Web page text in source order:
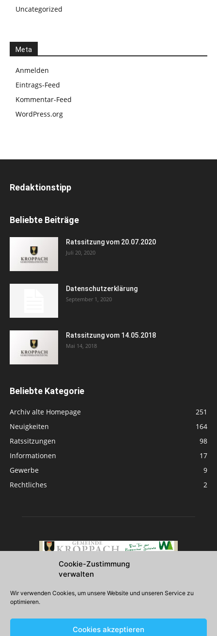
Cookie-Zustimmung
verwalten
Wir verwenden Cookies, um unsere Website und unseren Service zu
optimieren.
Cookies akzeptieren
Uncategorized
Meta
Anmelden
Eintrags-Feed
Kommentar-Feed
WordPress.org
Redaktionstipp
Beliebte Beiträge
Ratssitzung vom 20.07.2020
Juli 20, 2020
Datenschutzerklärung
September 1, 2020
Ratssitzung vom 14.05.2018
Mai 14, 2018
Beliebte Kategorie
Archiv alte Homepage
251
Neuigkeiten
164
Ratssitzungen
98
Informationen
17
Gewerbe
9
Rechtliches
2